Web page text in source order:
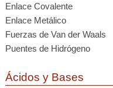
Enlace Covalente
Enlace Metálico
Fuerzas de Van der Waals
Puentes de Hidrógeno
Ácidos y Bases